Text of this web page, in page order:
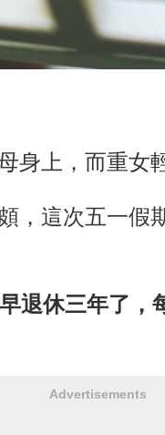
身上，而重女
，這次五一假
退休三年了，
Advertisements